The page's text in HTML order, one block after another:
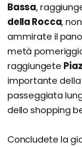
Bassa,
della Rocca,
ammirate il
metà
raggiungete
importante della
passeggiata
dello shopping
Concludete la